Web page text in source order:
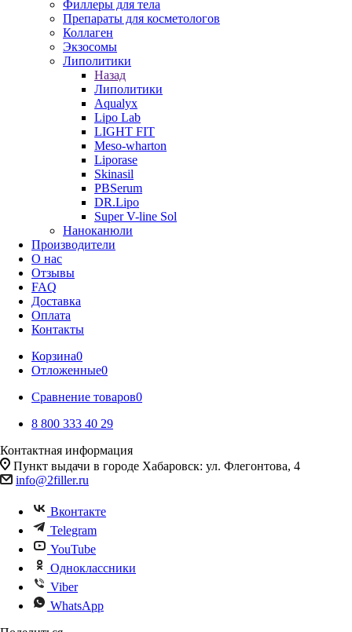
Филлеры для тела
Препараты для косметологов
Коллаген
Экзосомы
Липолитики
Назад
Липолитики
Aqualyx
Lipo Lab
LIGHT FIT
Meso-wharton
Liporase
Skinasil
PBSerum
DR.Lipo
Super V-line Sol
Наноканюли
Производители
О нас
Отзывы
FAQ
Доставка
Оплата
Контакты
Корзина0
Отложенные0
Сравнение товаров0
8 800 333 40 29
Контактная информация
Пункт выдачи в городе Хабаровск: ул. Флегонтова, 4
info@2filler.ru
Вконтакте
Telegram
YouTube
Одноклассники
Viber
WhatsApp